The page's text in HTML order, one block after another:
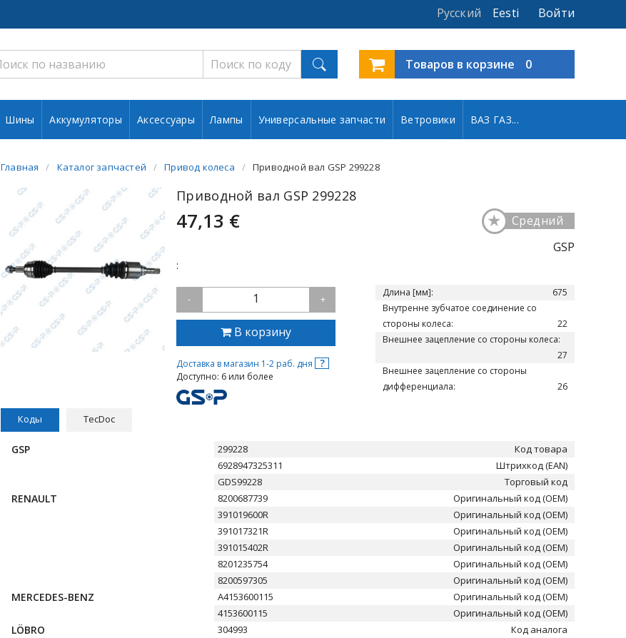
Войти
Eesti
Русский
Товаров в корзине 0
Шины Аккумуляторы Аксессуары Лампы Универсальные запчасти Ветровики ВАЗ ГАЗ...
Главная Каталог запчастей Привод колеса Приводной вал GSP 299228
Приводной вал GSP 299228
47,13 € Средний
★
GSP
:
- 1 +
В корзину
Доставка в магазин 1-2 раб. дня ?
Доступно: 6 или более
Длина [мм]:
675
Внутренне зубчатое соединение со
стороны колеса:
22
Внешнее зацепление со стороны колеса:
27
Внешнее зацепление со стороны
дифференциала:
26
Коды TecDoc
GSP 299228
Код товара
6928947325311
Штрихкод (EAN)
GDS99228
Торговый код
RENAULT 8200687739
Оригинальный код (OEM)
391019600R
Оригинальный код (OEM)
391017321R
Оригинальный код (OEM)
391015402R
Оригинальный код (OEM)
8201235754
Оригинальный код (OEM)
8200597305
Оригинальный код (OEM)
MERCEDES-BENZ A4153600115
Оригинальный код (OEM)
4153600115
Оригинальный код (OEM)
LÖBRO 304993 Код аналога